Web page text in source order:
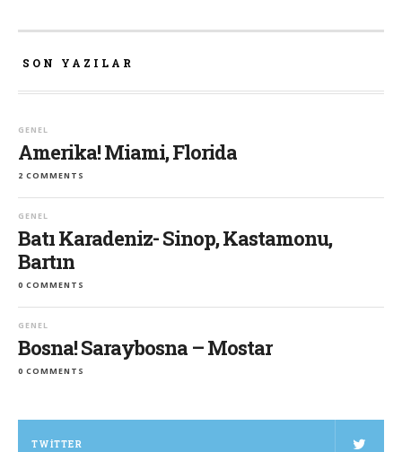
SON YAZILAR
GENEL
Amerika! Miami, Florida
2 COMMENTS
GENEL
Batı Karadeniz- Sinop, Kastamonu,
Bartın
0 COMMENTS
GENEL
Bosna! Saraybosna – Mostar
0 COMMENTS
TWITTER